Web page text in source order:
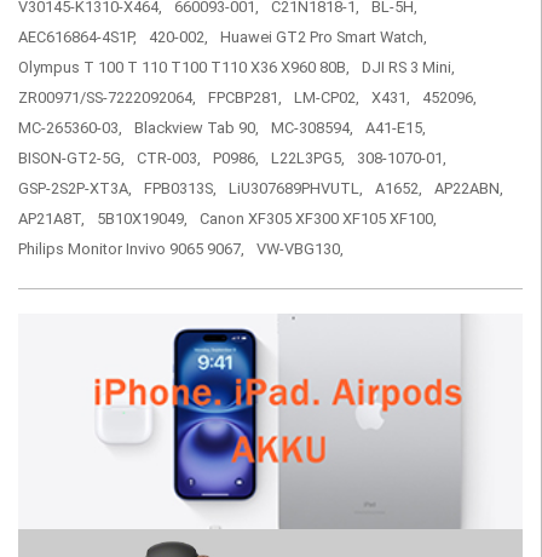
V30145-K1310-X464,
660093-001, C21N1818-1,
BL-5H,
AEC616864-4S1P,
420-002,
Huawei GT2 Pro Smart Watch,
Olympus T 100 T 110 T100 T110 X36 X960 80B,
DJI RS 3 Mini,
ZR00971/SS-7222092064,
FPCBP281, LM-CP02, X431,
452096,
MC-265360-03,
Blackview Tab 90, MC-308594,
A41-E15,
BISON-GT2-5G,
CTR-003, P0986, L22L3PG5,
308-1070-01,
GSP-2S2P-XT3A,
FPB0313S, LiU307689PHVUTL, A1652,
AP22ABN,
AP21A8T,
5B10X19049,
Canon XF305 XF300 XF105 XF100,
Philips Monitor Invivo 9065 9067,
VW-VBG130,